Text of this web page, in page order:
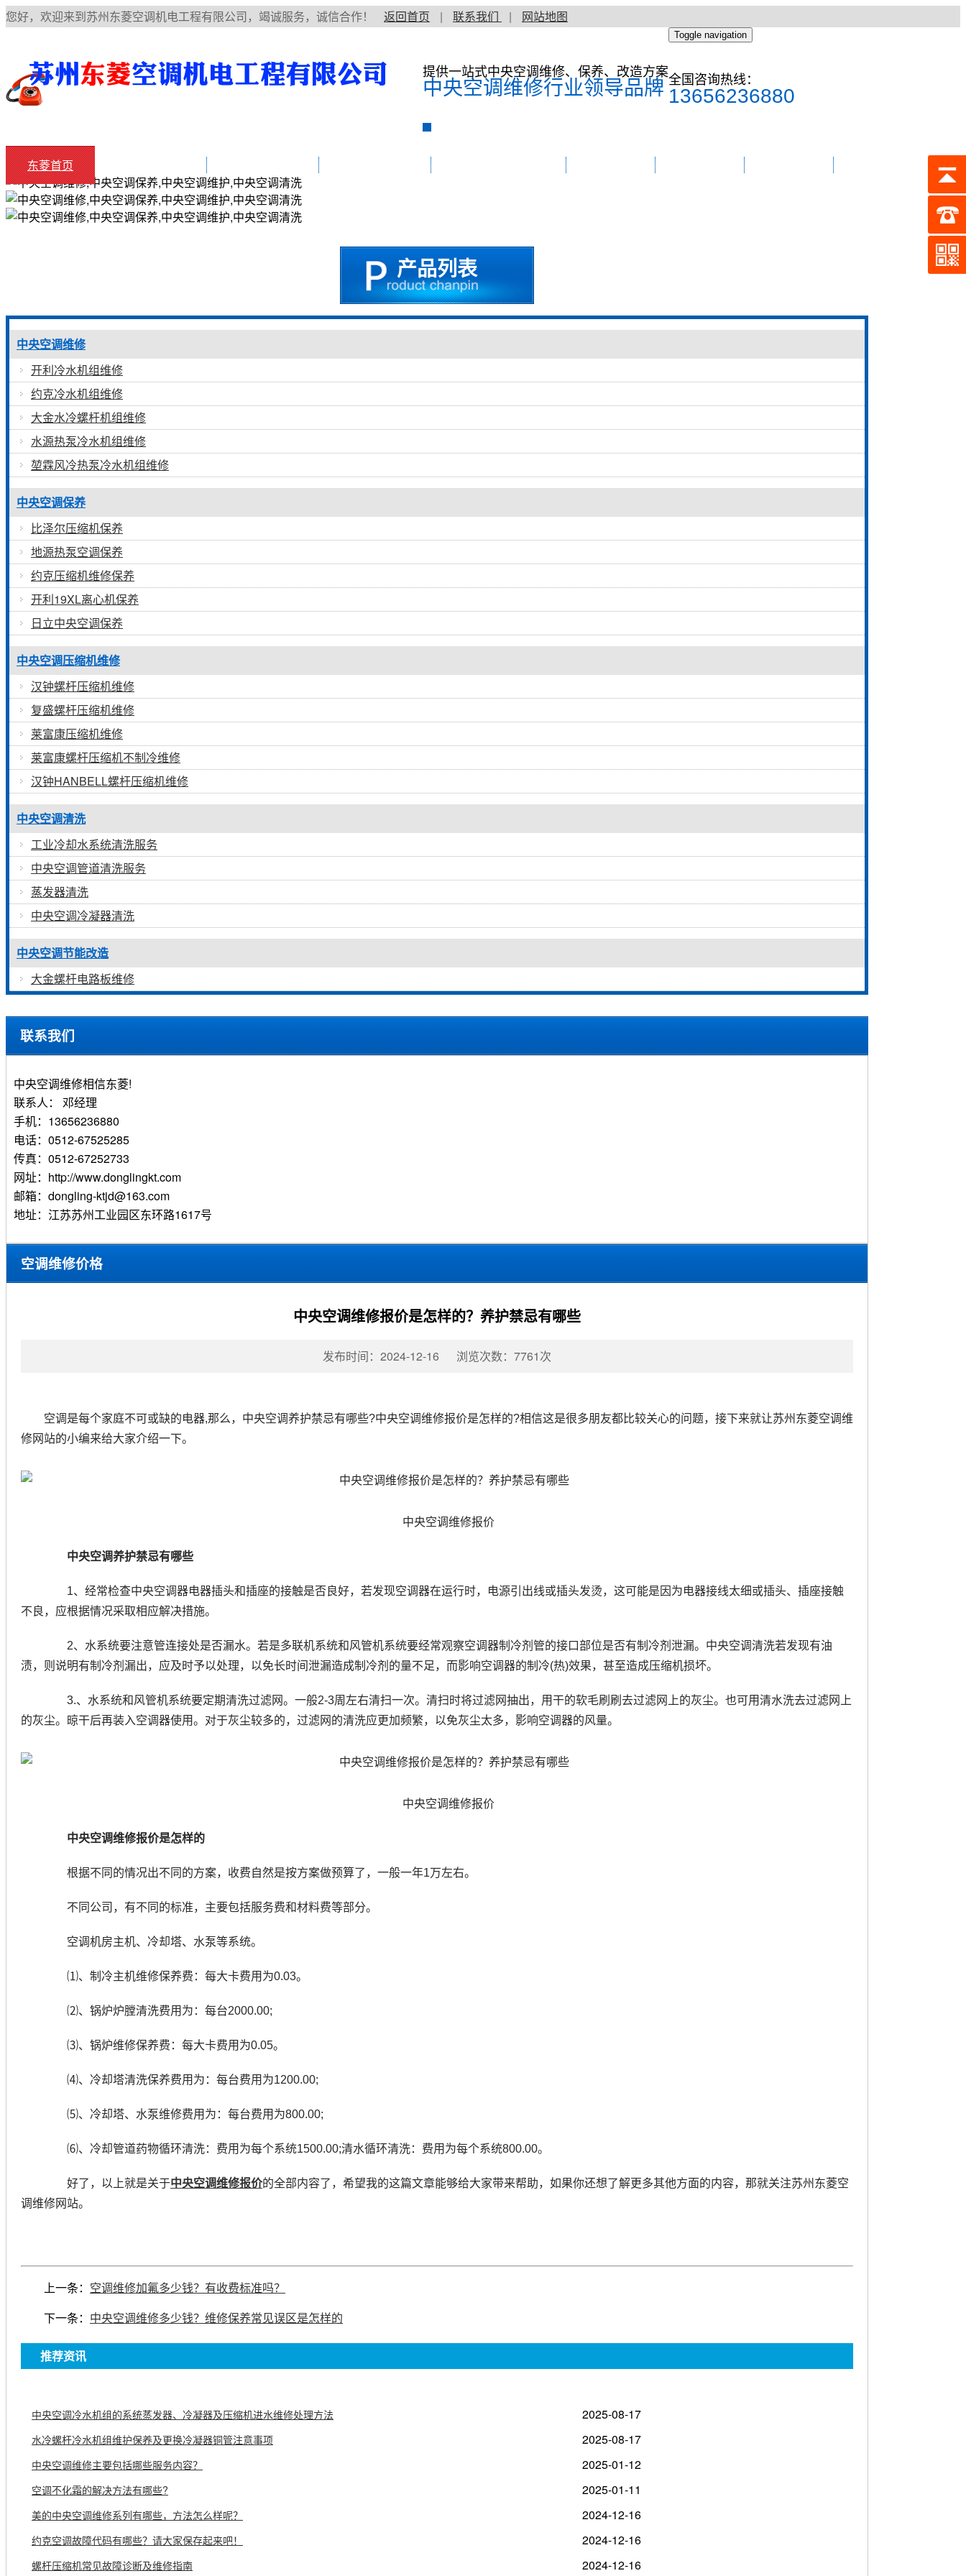
您好，欢迎来到苏州东菱空调机电工程有限公司，竭诚服务，诚信合作！ 返回首页 | 联系我们 | 网站地图
Toggle navigation
提供一站式中央空调维修、保养、改造方案
中央空调维修行业领导品牌 全国咨询热线：
13656236880
东菱首页
产品列表
中央空调维修
开利冷水机组维修
约克冷水机组维修
大金水冷螺杆机组维修
水源热泵冷水机组维修
堃霖风冷热泵冷水机组维修
中央空调保养
比泽尔压缩机保养
地源热泵空调保养
约克压缩机维修保养
开利19XL离心机保养
日立中央空调保养
中央空调压缩机维修
汉钟螺杆压缩机维修
复盛螺杆压缩机维修
莱富康压缩机维修
莱富康螺杆压缩机不制冷维修
汉钟HANBELL螺杆压缩机维修
中央空调清洗
工业冷却水系统清洗服务
中央空调管道清洗服务
蒸发器清洗
中央空调冷凝器清洗
中央空调节能改造
大金螺杆电路板维修
联系我们
中央空调维修相信东菱!
联系人： 邓经理
手机：13656236880
电话：0512-67525285
传真：0512-67252733
网址：http://www.donglingkt.com
邮箱：dongling-ktjd@163.com
地址：江苏苏州工业园区东环路1617号
空调维修价格
中央空调维修报价是怎样的？养护禁忌有哪些
发布时间：2024-12-16 浏览次数：7761次
空调是每个家庭不可或缺的电器,那么，中央空调养护禁忌有哪些?中央空调维修报价是怎样的?相信这是很多朋友都比较关心的问题，接下来就让苏州东菱空调维
修网站的小编来给大家介绍一下。
中央空调维修报价
中央空调养护禁忌有哪些
1、经常检查中央空调器电器插头和插座的接触是否良好，若发现空调器在运行时，电源引出线或插头发烫，这可能是因为电器接线太细或插头、插座接触
不良，应根据情况采取相应解决措施。
2、水系统要注意管连接处是否漏水。若是多联机系统和风管机系统要经常观察空调器制冷剂管的接口部位是否有制冷剂泄漏。中央空调清洗若发现有油
渍，则说明有制冷剂漏出，应及时予以处理，以免长时间泄漏造成制冷剂的量不足，而影响空调器的制冷(热)效果，甚至造成压缩机损坏。
3.、水系统和风管机系统要定期清洗过滤网。一般2-3周左右清扫一次。清扫时将过滤网抽出，用干的软毛刷刷去过滤网上的灰尘。也可用清水洗去过滤网上
的灰尘。晾干后再装入空调器使用。对于灰尘较多的，过滤网的清洗应更加频繁，以免灰尘太多，影响空调器的风量。
中央空调维修报价
中央空调维修报价是怎样的
根据不同的情况出不同的方案，收费自然是按方案做预算了，一般一年1万左右。
不同公司，有不同的标准，主要包括服务费和材料费等部分。
空调机房主机、冷却塔、水泵等系统。
⑴、制冷主机维修保养费：每大卡费用为0.03。
⑵、锅炉炉膛清洗费用为：每台2000.00;
⑶、锅炉维修保养费：每大卡费用为0.05。
⑷、冷却塔清洗保养费用为：每台费用为1200.00;
⑸、冷却塔、水泵维修费用为：每台费用为800.00;
⑹、冷却管道药物循环清洗：费用为每个系统1500.00;清水循环清洗：费用为每个系统800.00。
好了，以上就是关于中央空调维修报价的全部内容了，希望我的这篇文章能够给大家带来帮助，如果你还想了解更多其他方面的内容，那就关注苏州东菱空
调维修网站。
上一条： 空调维修加氟多少钱？有收费标准吗？
下一条： 中央空调维修多少钱？维修保养常见误区是怎样的
推荐资讯
2025-08-17
中央空调冷水机组的系统蒸发器、冷凝器及压缩机进水维修处理方法
2025-08-17
水冷螺杆冷水机组维护保养及更换冷凝器铜管注意事项
2025-01-12
中央空调维修主要包括哪些服务内容？
2025-01-11
空调不化霜的解决方法有哪些?
2024-12-16
美的中央空调维修系列有哪些，方法怎么样呢？
2024-12-16
约克空调故障代码有哪些？请大家保存起来吧！
2024-12-16
螺杆压缩机常见故障诊断及维修指南